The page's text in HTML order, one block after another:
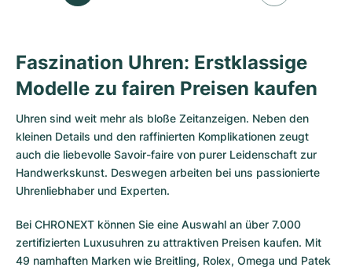
Faszination Uhren: Erstklassige
Modelle zu fairen Preisen kaufen
Uhren sind weit mehr als bloße Zeitanzeigen. Neben den
kleinen Details und den raffinierten Komplikationen zeugt
auch die liebevolle Savoir-faire von purer Leidenschaft zur
Handwerkskunst. Deswegen arbeiten bei uns passionierte
Uhrenliebhaber und Experten.
Bei CHRONEXT können Sie eine Auswahl an über 7.000
zertifizierten Luxusuhren zu attraktiven Preisen kaufen. Mit
49 namhaften Marken wie Breitling, Rolex, Omega und Patek